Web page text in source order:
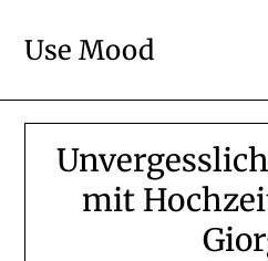
content
Use Mood
mit